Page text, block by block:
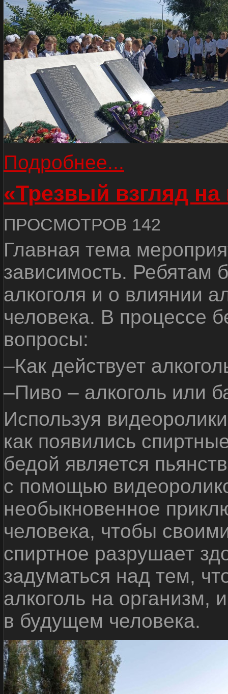
Подробнее...
«Трезвый взгляд на
ПРОСМОТРОВ 142
Главная тема
зависимость. Ребятам
алкоголя и о влиянии
человека. В процессе
вопросы:
–Как действует
–Пиво – алкоголь или
Используя
как появились
бедой является
с помощью
необыкновенное
человека, чтобы
спиртное разрушает
задуматься над тем,
алкоголь на организм,
в будущем человека.